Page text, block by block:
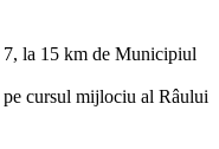
7, la 15 km de Municipiul
cursul mijlociu al Râului